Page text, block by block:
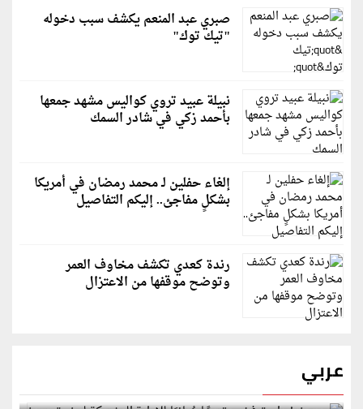
صبري عبد المنعم يكشف سبب دخوله
"تيك توك"
نبيلة عبيد تروي كواليس مشهد جمعها
بأحمد زكي في شادر السمك
إلغاء حفلين لـ محمد رمضان في أمريكا
بشكلٍ مفاجئ.. إليكم التفاصيل
رندة كعدي تكشف مخاوف العمر
وتوضح موقفها من الاعتزال
عربي
رويترز: إيران ترفض مقترحًا عُمانيًا للإدارة المشتركة
لمضيق هرمز